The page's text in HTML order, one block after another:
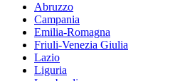
Abruzzo
Campania
Emilia-Romagna
Friuli-Venezia Giulia
Lazio
Liguria